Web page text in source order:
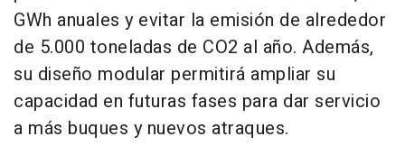
GWh anuales y evitar la emisión de alrededor
de 5.000 toneladas de CO2 al año. Además,
su diseño modular permitirá ampliar su
capacidad en futuras fases para dar servicio
a más buques y nuevos atraques.